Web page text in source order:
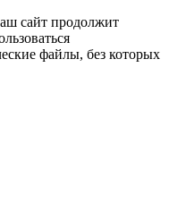
сайт продолжит
файлы, без которых